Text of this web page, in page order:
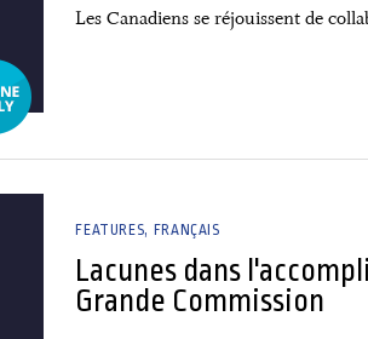
Les Canadiens se réjouissent de
FEATURES FRANÇAIS
Lacunes dans
Grande Commission